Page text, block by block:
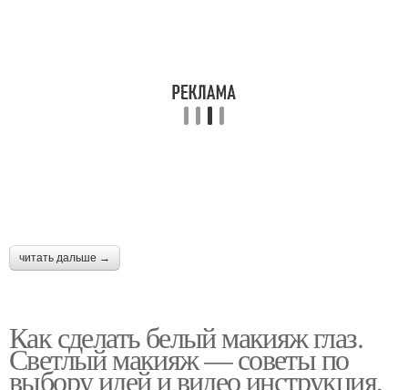
читать дальше →
Как сделать белый макияж глаз.
Светлый макияж — советы по
выбору идей и видео инструкция,